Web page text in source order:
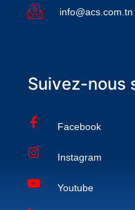
info@acs.com.tn
Suivez-nous
Facebook
Instagram
Youtube